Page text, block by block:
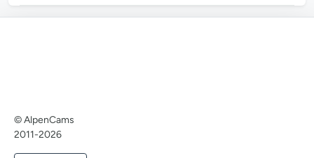
© AlpenCams
2011-2026